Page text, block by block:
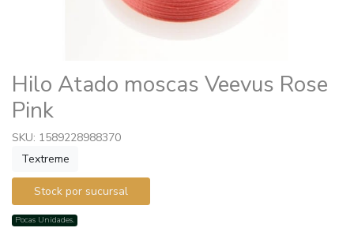
Hilo Atado moscas Veevus Rose
Pink
SKU: 1589228988370
Textreme
Stock por sucursal
Pocas Unidades.